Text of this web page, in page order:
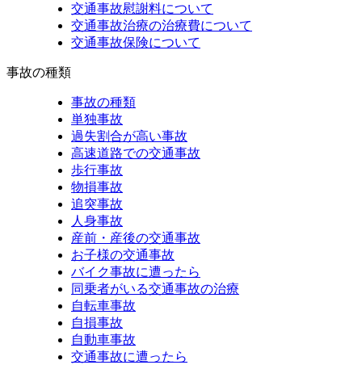
交通事故慰謝料について
交通事故治療の治療費について
交通事故保険について
事故の種類
事故の種類
単独事故
過失割合が高い事故
高速道路での交通事故
歩行事故
物損事故
追突事故
人身事故
産前・産後の交通事故
お子様の交通事故
バイク事故に遭ったら
同乗者がいる交通事故の治療
自転車事故
自損事故
自動車事故
交通事故に遭ったら